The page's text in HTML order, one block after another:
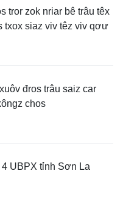
tror zok nriar bê trâu têx
txox siaz viv têz viv qơư
đros trâu saiz car
chos
UBPX tỉnh Sơn La